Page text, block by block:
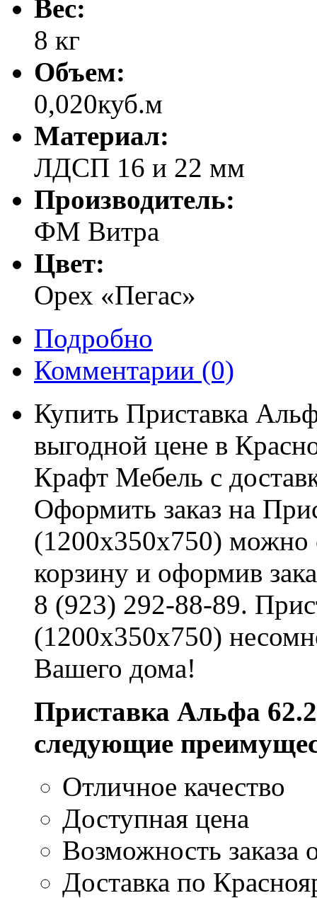
Вес:
8 кг
Объем:
0,020куб.м
Материал:
ЛДСП 16 и 22 мм
Производитель:
ФМ Витра
Цвет:
Орех «Пегас»
Подробно
Комментарии (0)
Купить Приставка
выгодной цене в
Крафт Мебель с
Оформить заказ на
(1200x350x750) можно
корзину и оформив
8 (923) 292-88-89.
(1200x350x750)
Вашего дома!
Приставка Альфа
следующие
Отличное качество
Доступная цена
Возможность заказа
Доставка по